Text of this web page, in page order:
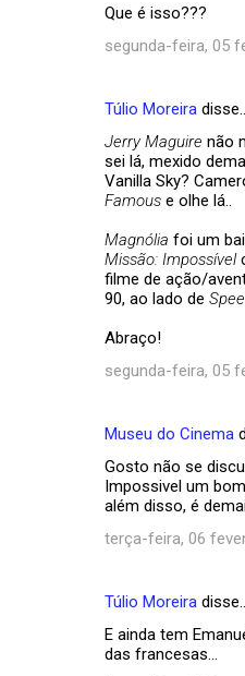
Que é isso???
segunda-feira, 05
Túlio Moreira
Jerry Maguire não
sei lá, mexido
Vanilla Sky?
Famous e olhe lá..
Magnólia foi um
Missão: Impossível
filme de ação/
90, ao lado de
Abraço!
segunda-feira, 05
Museu do Cinema
Gosto não se
Impossivel um
além disso, é
terça-feira, 06
Túlio Moreira
E ainda tem
das francesas...